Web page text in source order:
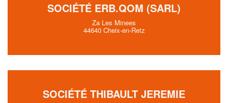
SOCIÉTÉ ERB.QOM (SARL)
Za Les Minees
44640 Cheix-en-Retz
SOCIÉTÉ THIBAULT JEREMIE